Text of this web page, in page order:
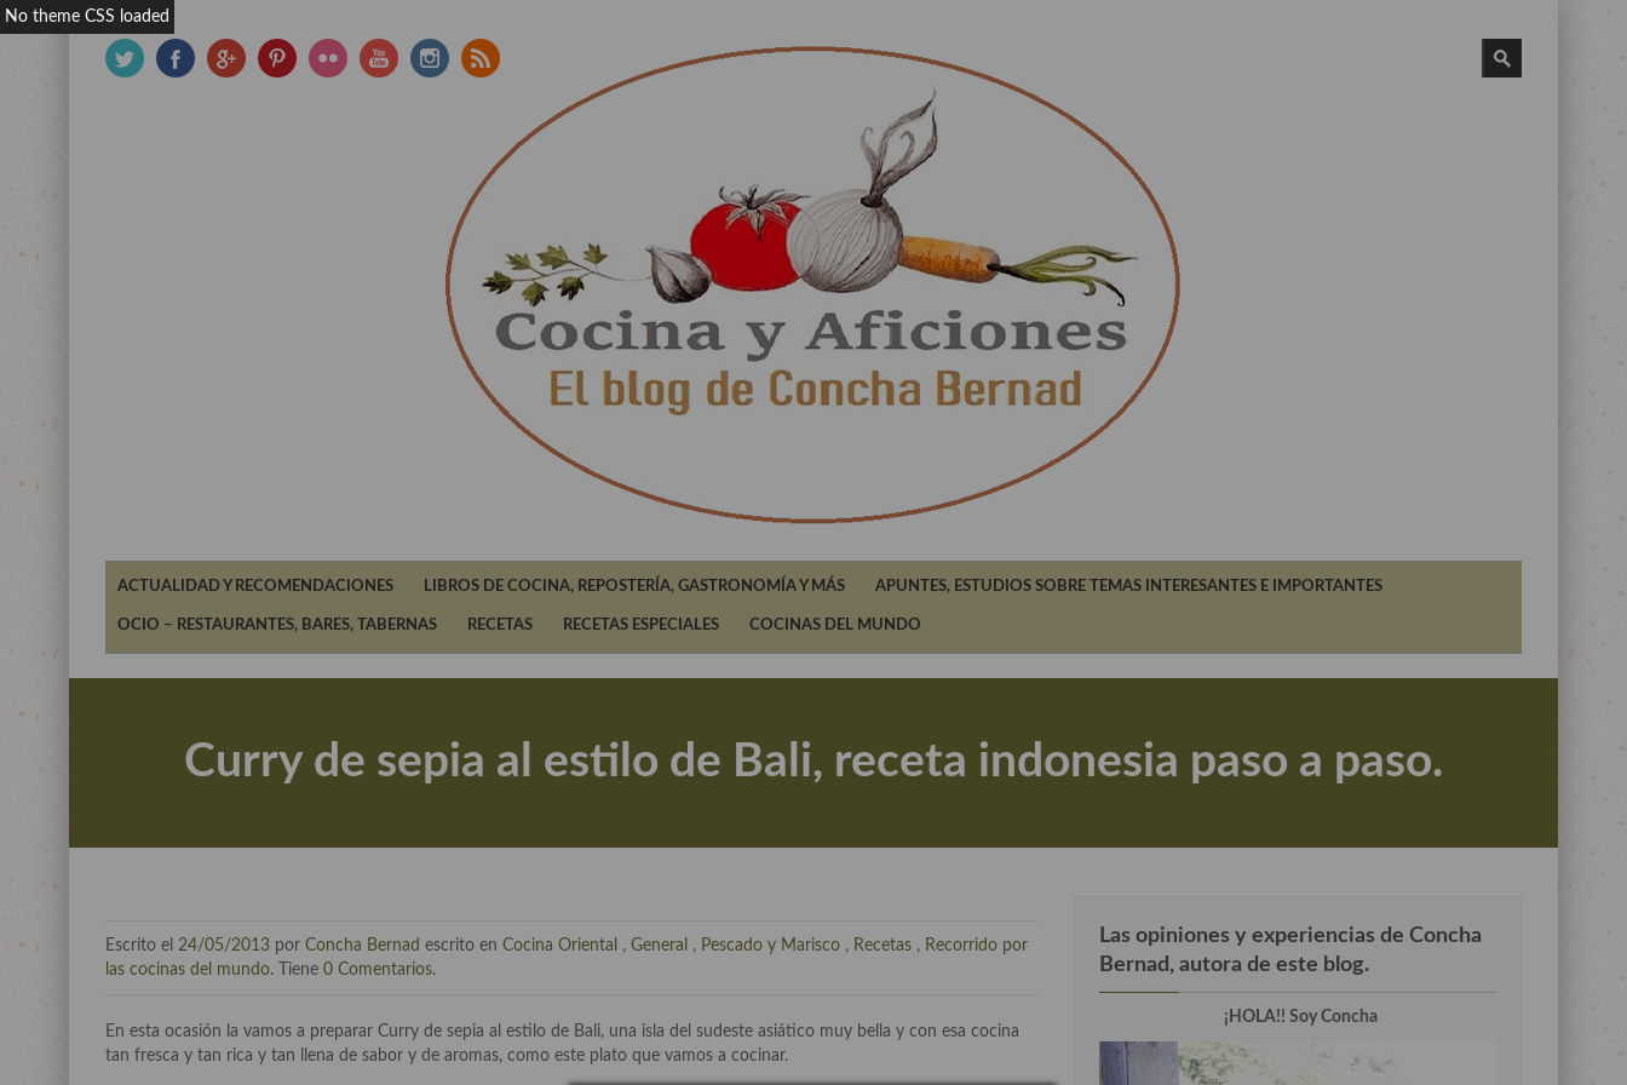
ACTUALIDAD Y RECOMENDACIONES LIBROS DE COCINA, REPOSTERÍA, GASTRONOMÍA Y MÁS APUNTES, ESTUDIOS SOBRE TEMAS INTERESANTES E IMPORTANTES
OCIO – RESTAURANTES, BARES, TABERNAS RECETAS RECETAS ESPECIALES COCINAS DEL MUNDO
Curry de sepia al estilo de Bali, receta indonesia paso a paso.
Escrito el 24/05/2013 por Concha Bernad escrito en Cocina Oriental , General , Pescado y Marisco , Recetas , Recorrido por
las cocinas del mundo. Tiene 0 Comentarios.
En esta ocasión la vamos a preparar Curry de sepia al estilo de Bali, una isla del sudeste asiático muy bella y con esa cocina
tan fresca y tan rica y tan llena de sabor y de aromas, como este plato que vamos a cocinar.
Las opiniones y experiencias de Concha
Bernad, autora de este blog.
¡HOLA!! Soy Concha
No theme CSS loaded